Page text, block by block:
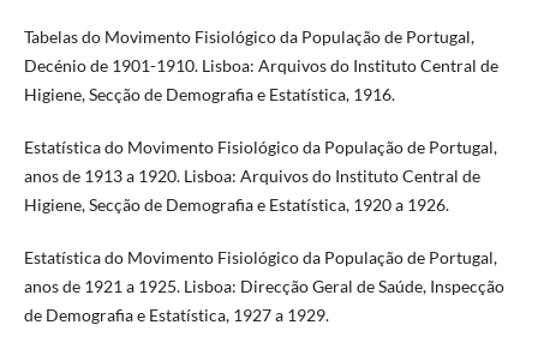
Tabelas do Movimento Fisiológico da População de Portugal,
Decénio de 1901-1910. Lisboa: Arquivos do Instituto Central de
Higiene, Secção de Demografia e Estatística, 1916.
Estatística do Movimento Fisiológico da População de Portugal,
anos de 1913 a 1920. Lisboa: Arquivos do Instituto Central de
Higiene, Secção de Demografia e Estatística, 1920 a 1926.
Estatística do Movimento Fisiológico da População de Portugal,
anos de 1921 a 1925. Lisboa: Direcção Geral de Saúde, Inspecção
de Demografia e Estatística, 1927 a 1929.